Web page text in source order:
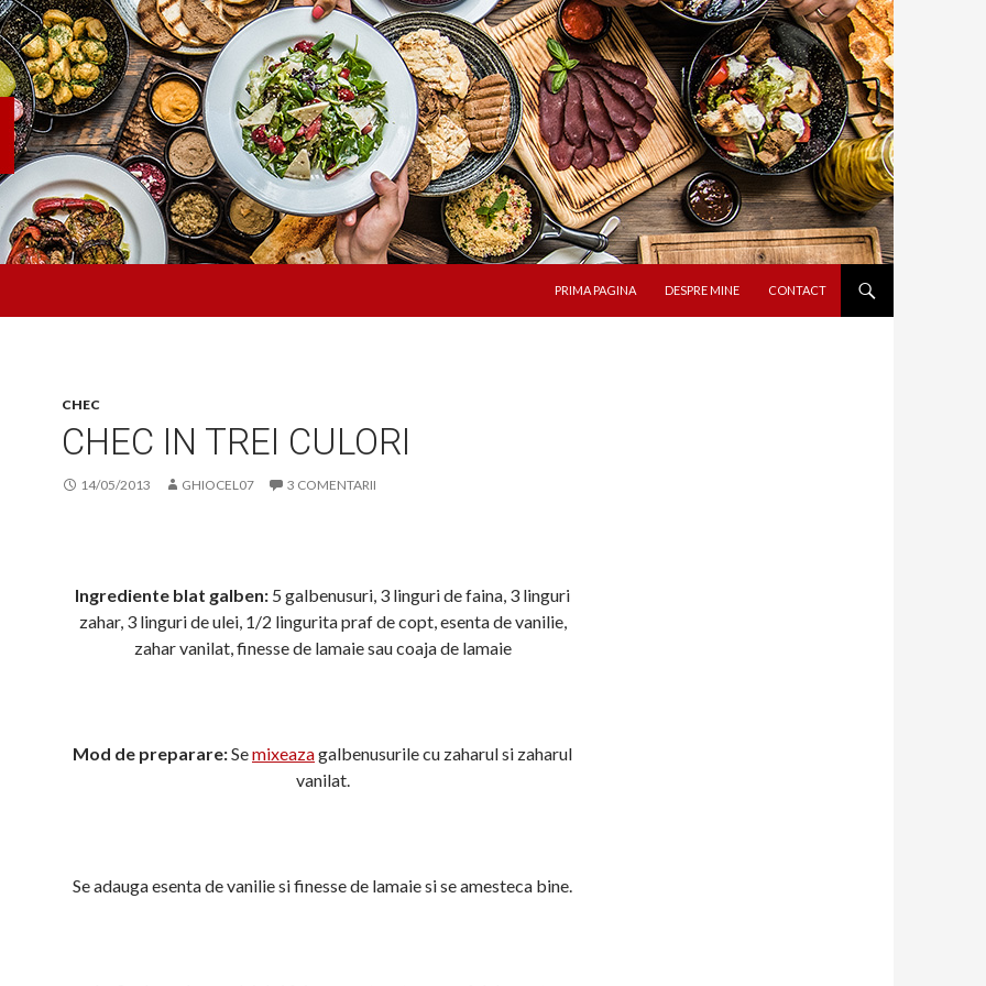
PRIMA PAGINA
DESPRE MINE CONTACT
CHEC
CHEC IN TREI CULORI
14/05/2013 GHIOCEL07 3 COMENTARII
Ingrediente blat galben: 5 galbenusuri, 3 linguri de faina, 3 linguri
zahar, 3 linguri de ulei, 1/2 lingurita praf de copt, esenta de vanilie,
zahar vanilat, finesse de lamaie sau coaja de lamaie
Mod de preparare:Semixeazagalbenusurile cu zaharul si zaharul
vanilat.
Se adauga esenta de vanilie si finesse de lamaie si se amesteca bine.